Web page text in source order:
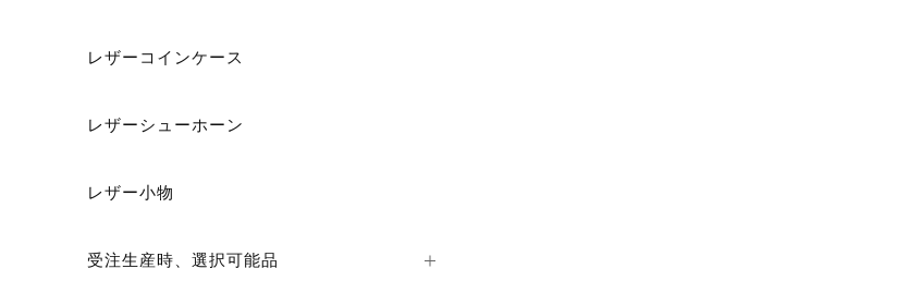
レザーコインケース
レザーシューホーン
レザー小物
受注生産時、選択可能品